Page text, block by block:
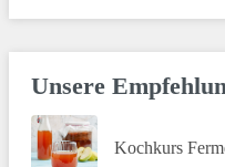
Unsere
Kochkurs